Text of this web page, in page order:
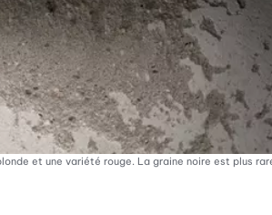
et une variété rouge. La graine noire est plus